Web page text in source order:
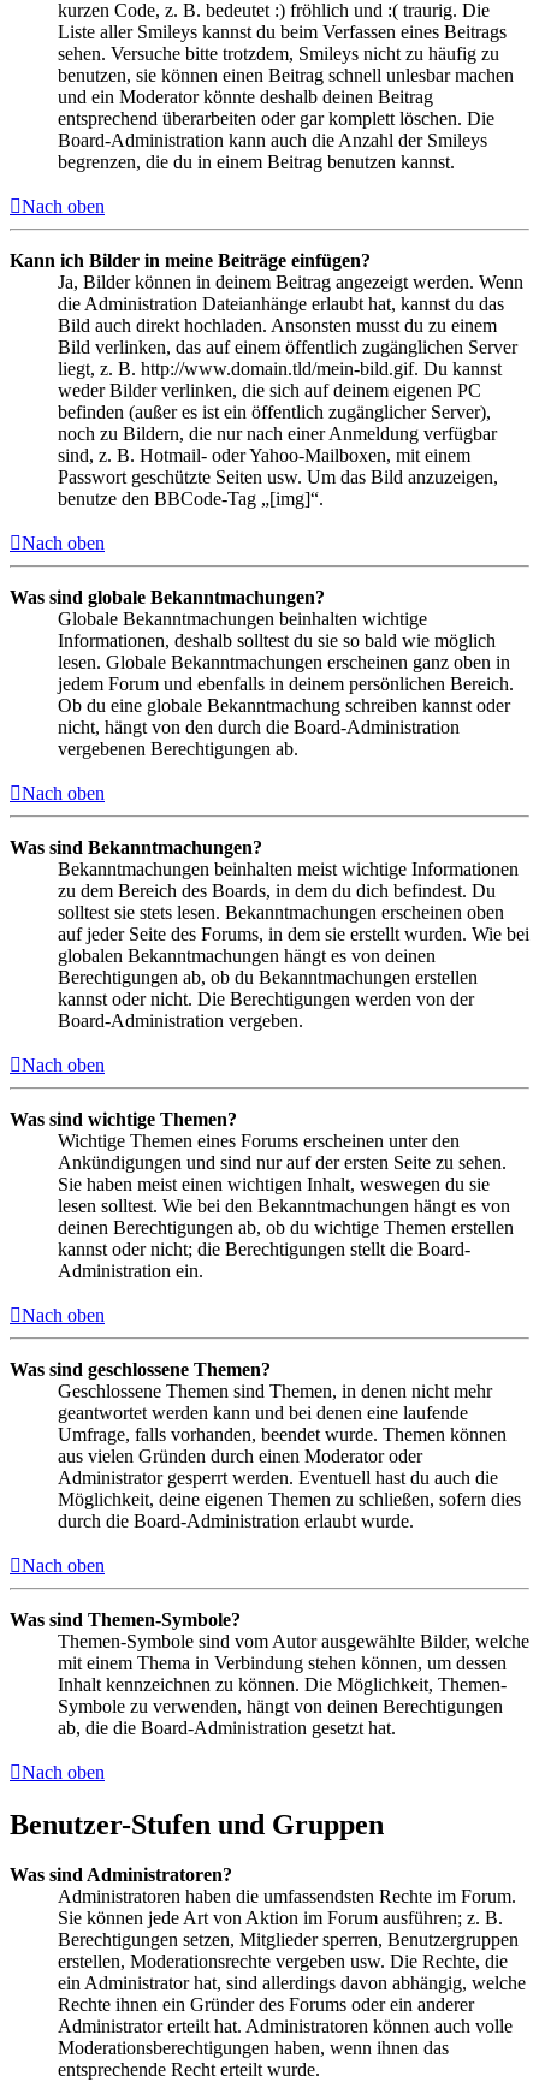
kurzen Code, z. B. bedeutet :) fröhlich und :( traurig. Die
Liste aller Smileys kannst du beim Verfassen eines Beitrags
sehen. Versuche bitte trotzdem, Smileys nicht zu häufig zu
benutzen, sie können einen Beitrag schnell unlesbar machen
und ein Moderator könnte deshalb deinen Beitrag
entsprechend überarbeiten oder gar komplett löschen. Die
Board-Administration kann auch die Anzahl der Smileys
begrenzen, die du in einem Beitrag benutzen kannst.
Nach oben
Kann ich Bilder in meine Beiträge einfügen?
Ja, Bilder können in deinem Beitrag angezeigt werden. Wenn
die Administration Dateianhänge erlaubt hat, kannst du das
Bild auch direkt hochladen. Ansonsten musst du zu einem
Bild verlinken, das auf einem öffentlich zugänglichen Server
liegt, z. B. http://www.domain.tld/mein-bild.gif. Du kannst
weder Bilder verlinken, die sich auf deinem eigenen PC
befinden (außer es ist ein öffentlich zugänglicher Server),
noch zu Bildern, die nur nach einer Anmeldung verfügbar
sind, z. B. Hotmail- oder Yahoo-Mailboxen, mit einem
Passwort geschützte Seiten usw. Um das Bild anzuzeigen,
benutze den BBCode-Tag „[img]“.
Nach oben
Was sind globale Bekanntmachungen?
Globale Bekanntmachungen beinhalten wichtige
Informationen, deshalb solltest du sie so bald wie möglich
lesen. Globale Bekanntmachungen erscheinen ganz oben in
jedem Forum und ebenfalls in deinem persönlichen Bereich.
Ob du eine globale Bekanntmachung schreiben kannst oder
nicht, hängt von den durch die Board-Administration
vergebenen Berechtigungen ab.
Nach oben
Was sind Bekanntmachungen?
Bekanntmachungen beinhalten meist wichtige Informationen
zu dem Bereich des Boards, in dem du dich befindest. Du
solltest sie stets lesen. Bekanntmachungen erscheinen oben
auf jeder Seite des Forums, in dem sie erstellt wurden. Wie bei
globalen Bekanntmachungen hängt es von deinen
Berechtigungen ab, ob du Bekanntmachungen erstellen
kannst oder nicht. Die Berechtigungen werden von der
Board-Administration vergeben.
Nach oben
Was sind wichtige Themen?
Wichtige Themen eines Forums erscheinen unter den
Ankündigungen und sind nur auf der ersten Seite zu sehen.
Sie haben meist einen wichtigen Inhalt, weswegen du sie
lesen solltest. Wie bei den Bekanntmachungen hängt es von
deinen Berechtigungen ab, ob du wichtige Themen erstellen
kannst oder nicht; die Berechtigungen stellt die Board-
Administration ein.
Nach oben
Was sind geschlossene Themen?
Geschlossene Themen sind Themen, in denen nicht mehr
geantwortet werden kann und bei denen eine laufende
Umfrage, falls vorhanden, beendet wurde. Themen können
aus vielen Gründen durch einen Moderator oder
Administrator gesperrt werden. Eventuell hast du auch die
Möglichkeit, deine eigenen Themen zu schließen, sofern dies
durch die Board-Administration erlaubt wurde.
Nach oben
Was sind Themen-Symbole?
Themen-Symbole sind vom Autor ausgewählte Bilder, welche
mit einem Thema in Verbindung stehen können, um dessen
Inhalt kennzeichnen zu können. Die Möglichkeit, Themen-
Symbole zu verwenden, hängt von deinen Berechtigungen
ab, die die Board-Administration gesetzt hat.
Nach oben
Benutzer-Stufen und Gruppen
Was sind Administratoren?
Administratoren haben die umfassendsten Rechte im Forum.
Sie können jede Art von Aktion im Forum ausführen; z. B.
Berechtigungen setzen, Mitglieder sperren, Benutzergruppen
erstellen, Moderationsrechte vergeben usw. Die Rechte, die
ein Administrator hat, sind allerdings davon abhängig, welche
Rechte ihnen ein Gründer des Forums oder ein anderer
Administrator erteilt hat. Administratoren können auch volle
Moderationsberechtigungen haben, wenn ihnen das
entsprechende Recht erteilt wurde.